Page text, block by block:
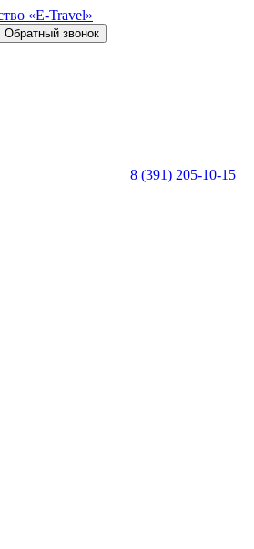
Обратный звонок
8 (391) 205-10-15